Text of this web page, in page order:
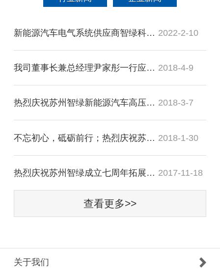
新能源汽车电气系统供应商智绿科技完成新一轮融资，小米领投 2022-2-10
我司董事长兼总经理尹家彤一行应邀会见溧阳市市长徐华勤 2018-4-9
热烈庆祝苏州智绿新能源汽车高压连接与配电器项目正式签约竹箦 2018-3-7
不忘初心，砥砺前行；热烈庆祝苏州智绿2018年迎新晚宴圆满成功 2018-1-30
热烈庆祝苏州智绿成立七周年拓展训练活动圆满成功 2017-11-18
查看更多>>
关于我们